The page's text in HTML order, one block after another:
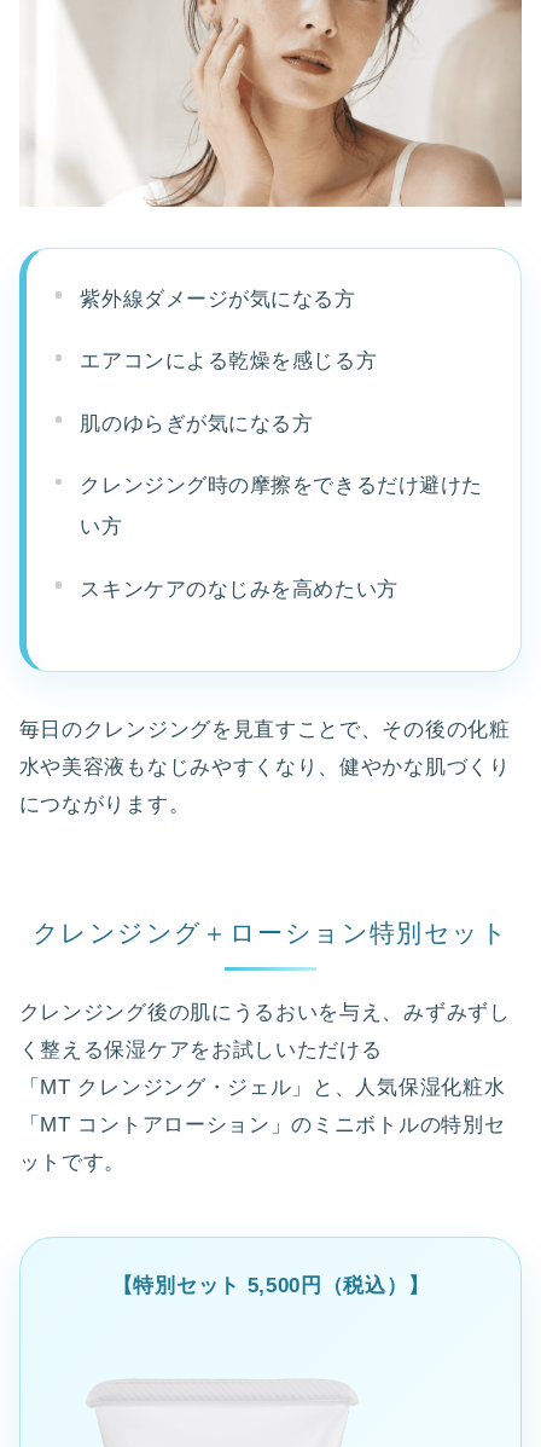
紫外線ダメージが気になる方
エアコンによる乾燥を感じる方
肌のゆらぎが気になる方
クレンジング時の摩擦をできるだけ避けた
い方
スキンケアのなじみを高めたい方
毎日のクレンジングを見直すことで、その後の化粧
水や美容液もなじみやすくなり、健やかな肌づくり
につながります。
クレンジング＋ローション特別セット
クレンジング後の肌にうるおいを与え、みずみずし
く整える保湿ケアをお試しいただける
「MT クレンジング・ジェル」と、人気保湿化粧水
「MT コントアローション」のミニボトルの特別セ
ットです。
【特別セット 5,500円（税込）】